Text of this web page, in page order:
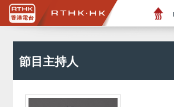
節目主持人